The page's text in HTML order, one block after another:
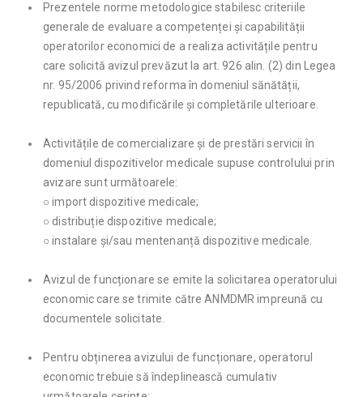
Prezentele norme metodologice stabilesc criteriile
generale de evaluare a competenței și capabilității
operatorilor economici de a realiza activitățile pentru
care solicită avizul prevăzut la art. 926 alin. (2) din Legea
nr. 95/2006 privind reforma în domeniul sănătății,
republicată, cu modificările și completările ulterioare.
Activitățile de comercializare și de prestări servicii în
domeniul dispozitivelor medicale supuse controlului prin
avizare sunt următoarele:
○ import dispozitive medicale;
○ distribuție dispozitive medicale;
○ instalare și/sau mentenanță dispozitive medicale.
Avizul de funcționare se emite la solicitarea operatorului
economic care se trimite către ANMDMR impreună cu
documentele solicitate.
Pentru obținerea avizului de funcționare, operatorul
economic trebuie să îndeplinească cumulativ